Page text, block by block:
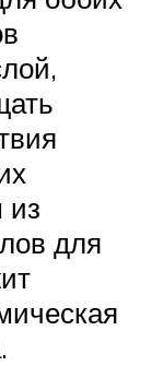
из
для